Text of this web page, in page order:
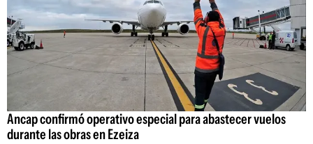
Ancap confirmó operativo especial para abastecer vuelos
durante las obras en Ezeiza